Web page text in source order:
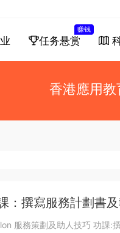
任务悬赏
赚钱
香港應用教
：撰寫服務計劃書
：4